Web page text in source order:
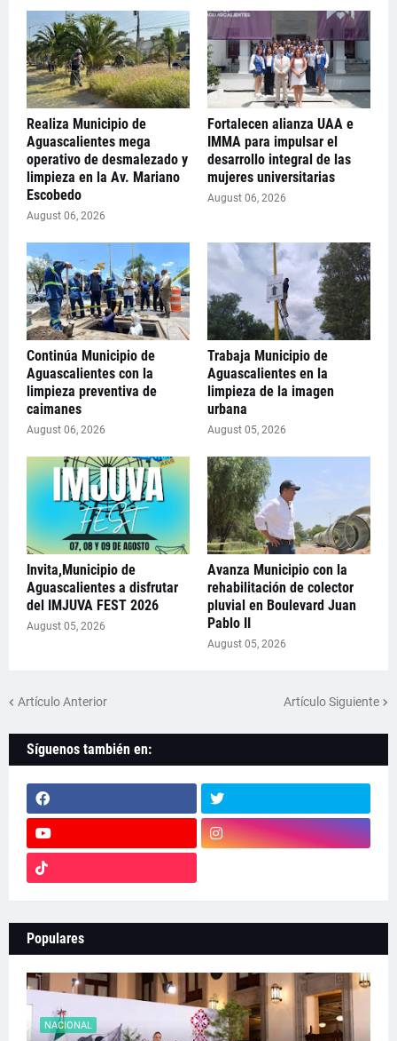
Realiza Municipio de
Aguascalientes mega
operativo de desmalezado y
limpieza en la Av. Mariano
Escobedo
August 06, 2026
Fortalecen alianza UAA e
IMMA para impulsar el
desarrollo integral de las
mujeres universitarias
August 06, 2026
Continúa Municipio de
Aguascalientes con la
limpieza preventiva de
caimanes
August 06, 2026
Trabaja Municipio de
Aguascalientes en la
limpieza de la imagen
urbana
August 05, 2026
Invita,Municipio de
Aguascalientes a disfrutar
del IMJUVA FEST 2026
August 05, 2026
Avanza Municipio con la
rehabilitación de colector
pluvial en Boulevard Juan
Pablo II
August 05, 2026
Artículo Anterior Artículo Siguiente
Síguenos también en:
Populares
NACIONAL